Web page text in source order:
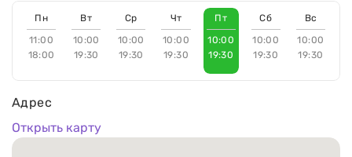
Адрес
Открыть карту
Пн
11:00
18:00
Вт
10:00
19:30
Ср
10:00
19:30
Чт
10:00
19:30
Пт
10:00
19:30
Сб
10:00
19:30
Вс
10:00
19:30